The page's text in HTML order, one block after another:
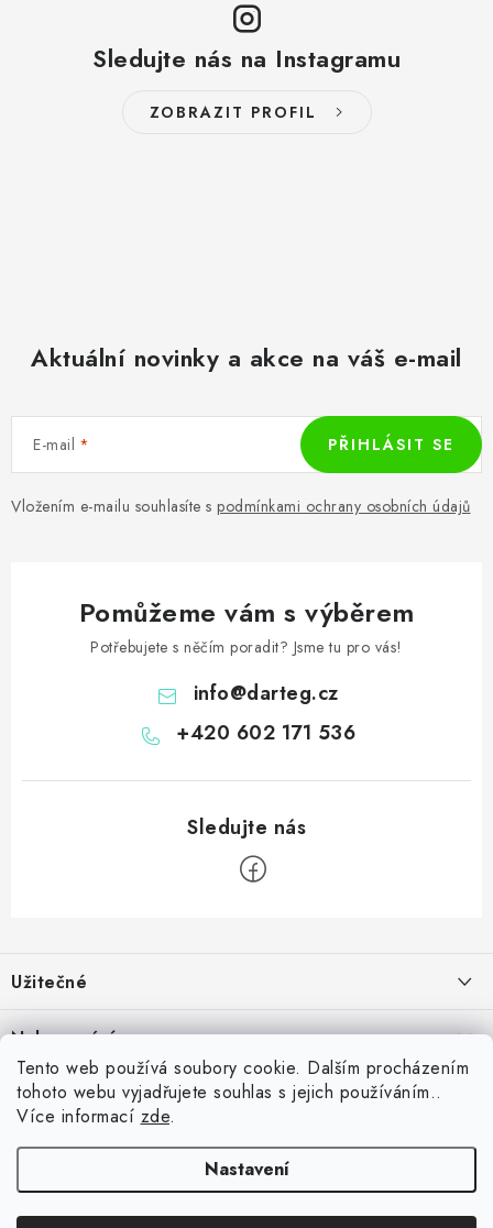
Tento web používá soubory cookie. Dalším procházením
tohoto webu vyjadřujete souhlas s jejich používáním..
Více informací zde.
Nastavení
Sledujte nás na Instagramu
ZOBRAZIT PROFIL
Aktuální novinky a akce na váš e-mail
E-mail
Vložením e-mailu souhlasíte s podmínkami ochrany osobních údajů
PŘIHLÁSIT SE
Pomůžeme vám s výběrem
Potřebujete s něčím poradit? Jsme tu pro vás!
info@darteg.cz
+420 602 171 536
p
a
Užitečné
Kontakt
Věrnostní program
Inspirujte se zákazníky
Blog
Nakupování
Jak nakupovat
Vrácení zboží
Blog
5.5.2026
darteg.sk